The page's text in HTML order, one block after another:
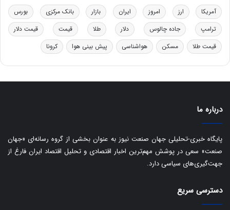
خ
و
د
ر
و
ی
ک
ی
ف
ی
آمریکا ارز امروز ایران بازار بانک مرکزی
بورس
ترامپ
جاده چالوس دلار طلا قیمت
قیمت دلار
قیمت طلا
مسکن هواشناسی پیش بینی هوا کرونا
درباره ما
پایگاه خبری-تحلیلی جهان صنعت نیوز به عنوان بخشی از گروه رسانه‌ای «جهان
صنعت» سعی در پوشش مهم‌ترین اخبار اقتصادی و تحلیل اقتصاد ایران فارغ از
جهت‌گیری‌های سیاسی دارد.
دسترسی سریع